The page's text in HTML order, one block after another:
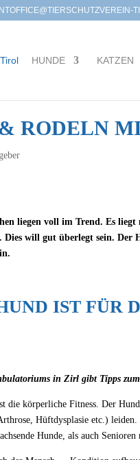
HUNDE KATZEN
RODELN
liegen voll im Trend. Es
Dies will gut überlegt sein. Der
IST FÜR
in Zirl gibt Tipps
die körperliche Fitness. Der
Hüftdysplasie etc.)
Hunde, als auch